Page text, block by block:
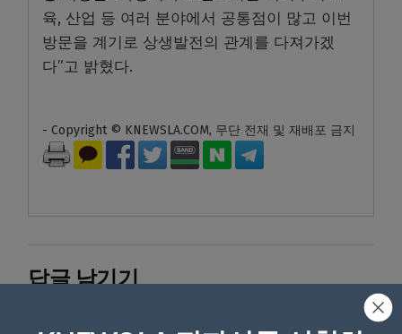
육, 산업 등 여러 분야에서 공통점이 많고 이번
방문을 계기로 상생발전의 관계를 다져가겠
다”고 밝혔다.
- Copyright © KNEWSLA.COM, 무단 전재 및 재배포 금지
답글 남기기
로 표시됩니